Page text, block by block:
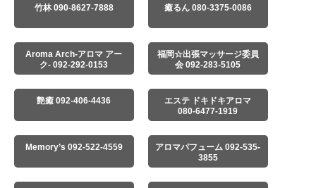
竹林 090-8627-7888 癒るん 080-3375-0086
Aroma Arch-アロマ アー
ク- 092-292-0153
福岡☆出張マッサージ委員
会 092-283-5105
艶癒 092-406-4436
エステ ドキドキアロマ
080-6477-1919
Memory’s 092-522-4559
アロマパフューム 092-535-
3855